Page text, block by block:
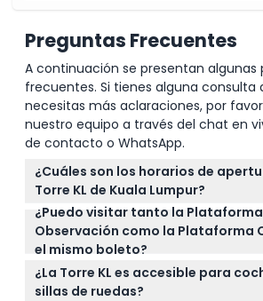
Preguntas Frecuentes
A continuación se presentan algunas
frecuentes. Si tienes alguna consulta
necesitas más aclaraciones, por
nuestro equipo a través del chat en
de contacto o WhatsApp.
¿Cuáles son los horarios de
Torre KL de Kuala Lumpur?
La Torre KL está abierta todos los
a 8:00 p.m. (sujeto a cambios —
al momento de la reserva).
¿Puedo visitar tanto la
Observación como la Plataforma
el mismo boleto?
La entrada incluye acceso solo a la
Observación. La Plataforma
¿La Torre KL es accesible para
sillas de ruedas?